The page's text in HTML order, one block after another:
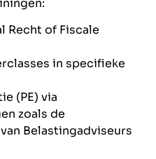
Recht of Fiscale
in specifieke
(PE) via
zoals de
Belastingadviseurs